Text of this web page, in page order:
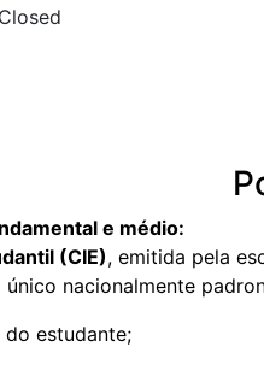
e médio:
(CIE), emitida pela
nacionalmente
estudante;